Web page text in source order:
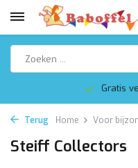
Gratis
Terug Home Voor
Steiff Collectors